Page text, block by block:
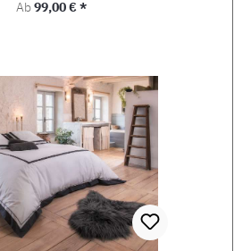
Regulärer Preis:
Ab99,00 € *